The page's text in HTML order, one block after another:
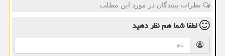
نظرات بینندگان در مورد این مطلب
لطفا شما همنظر دهید